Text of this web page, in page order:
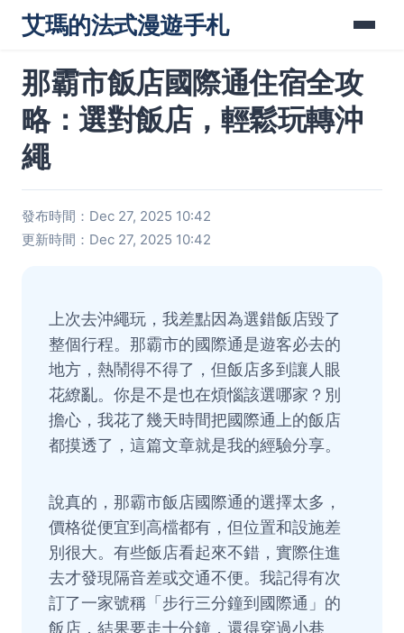
艾瑪的法式漫遊手札
那霸市飯店國際通住宿全攻
略：選對飯店，輕鬆玩轉沖
繩
發布時間：Dec 27, 2025 10:42
更新時間：Dec 27, 2025 10:42
上次去沖繩玩，我差點因為選錯飯店毀了
整個行程。那霸市的國際通是遊客必去的
地方，熱鬧得不得了，但飯店多到讓人眼
花繚亂。你是不是也在煩惱該選哪家？別
擔心，我花了幾天時間把國際通上的飯店
都摸透了，這篇文章就是我的經驗分享。
說真的，那霸市飯店國際通的選擇太多，
價格從便宜到高檔都有，但位置和設施差
別很大。有些飯店看起來不錯，實際住進
去才發現隔音差或交通不便。我記得有次
訂了一家號稱「步行三分鐘到國際通」的
飯店，結果要走十分鐘，還得穿過小巷